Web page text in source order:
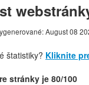
August 08
štatistiky? Kliknite
stránky je 80/100